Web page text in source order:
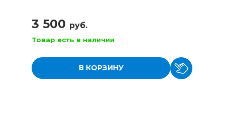
3 500 руб.
Товар есть в наличии
В КОРЗИНУ